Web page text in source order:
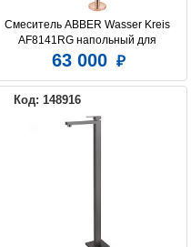
Смеситель ABBER Wasser Kreis
AF8141RG напольный для
раковины, розовое золото
63 000
Код: 148916